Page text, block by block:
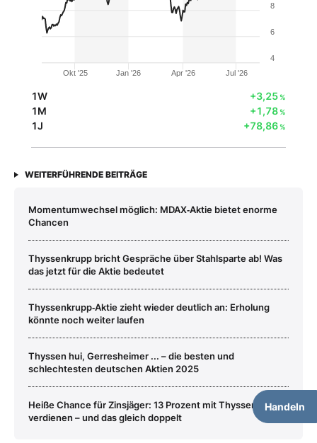
Handeln
Okt '25 Jan '26 Apr '26 Jul '26
4
6
8
1W +3,25%
1M +1,78%
1J +78,86%
WEITERFÜHRENDE BEITRÄGE
Momentumwechsel möglich: MDAX‑Aktie bietet enorme
Chancen
Thyssenkrupp bricht Gespräche über Stahlsparte ab! Was
das jetzt für die Aktie bedeutet
Thyssenkrupp‑Aktie zieht wieder deutlich an: Erholung
könnte noch weiter laufen
Thyssen hui, Gerresheimer ... – die besten und
schlechtesten deutschen Aktien 2025
Heiße Chance für Zinsjäger: 13 Prozent mit Thyssenkrupp
verdienen – und das gleich doppelt